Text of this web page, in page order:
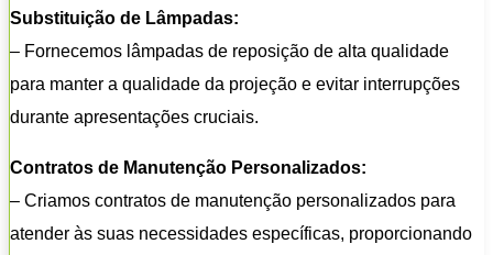
Substituição de Lâmpadas:
– Fornecemos lâmpadas de reposição de alta qualidade
para manter a qualidade da projeção e evitar interrupções
durante apresentações cruciais.
Contratos de Manutenção Personalizados:
– Criamos contratos de manutenção personalizados para
atender às suas necessidades específicas, proporcionando